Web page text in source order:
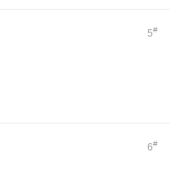
5#
6#